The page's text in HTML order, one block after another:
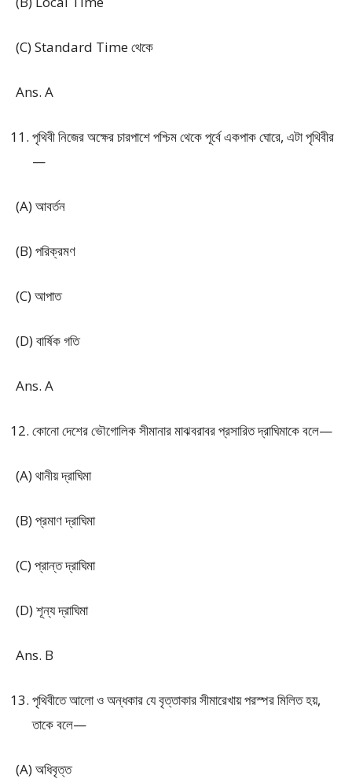
(C) Standard Time থেকে
Ans. A
পৃথিবী নিজের অক্ষের চারপাশে পশ্চিম থেকে পূর্বে একপাক ঘোরে, এটা পৃথিবীর
—
(A) আবর্তন
(B) পরিক্রমণ
(C) আপাত
(D) বার্ষিক গতি
Ans. A
কোনো দেশের ভৌগোলিক সীমানার মাঝবরাবর প্রসারিত দ্রাঘিমাকে বলে—
(A) থানীয় দ্রাঘিমা
(B) প্রমাণ দ্রাঘিমা
(C) প্রান্ত দ্রাঘিমা
(D) শূন্য দ্রাঘিমা
Ans. B
পৃথিবীতে আলো ও অন্ধকার যে বৃত্তাকার সীমারেখায় পরস্পর মিলিত হয়,
তাকে বলে—
(A) অধিবৃত্ত